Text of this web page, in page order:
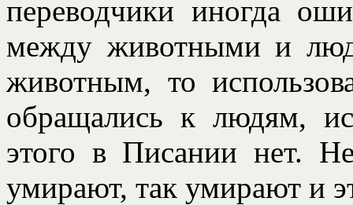
переводчики иногда
между животными и
животным, то
обращались к людям,
этого в Писании нет.
умирают, так умирают и